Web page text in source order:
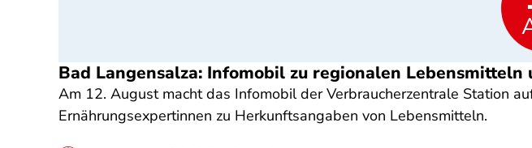
Bad Langensalza: Infomobil zu regionalen
Am 12. August macht das Infomobil der Verbraucherzentrale Station
Ernährungsexpertinnen zu Herkunftsangaben von Lebensmitteln.